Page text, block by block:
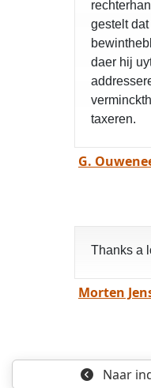
gestelt
daer hij
taxeren.
G.
Thanks a
Morten
Naar